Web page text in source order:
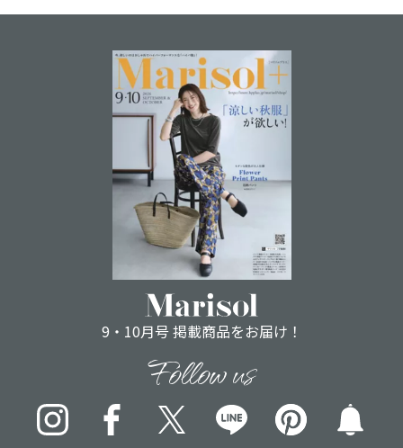
9・10月号 掲載商品をお届け！
Follow us
InstagramFacebookX LINE pinterest